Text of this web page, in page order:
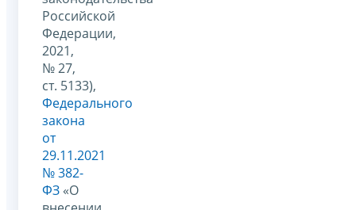
Российской
Федерации,
2021,
№ 27,
ст. 5133),
Федерального
закона
от
29.11.2021
№ 382-
ФЗ «О